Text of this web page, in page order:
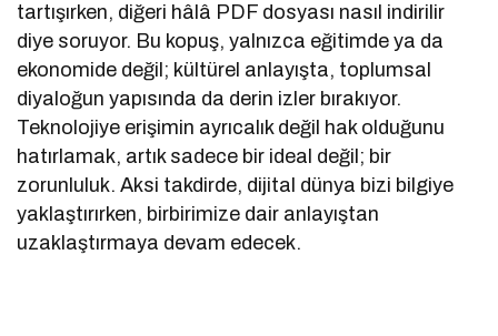
tartışırken, diğeri hâlâ PDF dosyası nasıl indirilir
diye soruyor. Bu kopuş, yalnızca eğitimde ya da
ekonomide değil; kültürel anlayışta, toplumsal
diyaloğun yapısında da derin izler bırakıyor.
Teknolojiye erişimin ayrıcalık değil hak olduğunu
hatırlamak, artık sadece bir ideal değil; bir
zorunluluk. Aksi takdirde, dijital dünya bizi bilgiye
yaklaştırırken, birbirimize dair anlayıştan
uzaklaştırmaya devam edecek.